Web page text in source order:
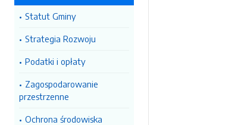
Statut Gminy
Strategia Rozwoju
Podatki i opłaty
Zagospodarowanie
przestrzenne
Ochrona środowiska